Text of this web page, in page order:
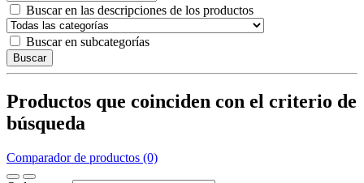
Buscar en las descripciones de los productos
Buscar en subcategorías
Buscar
Productos que coinciden con el criterio de
búsqueda
Comparador de productos (0)